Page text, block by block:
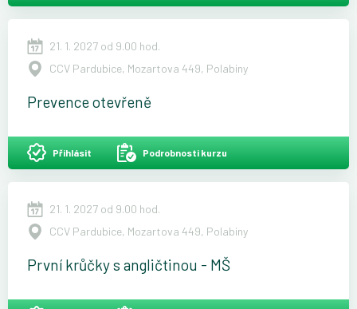
21. 1. 2027 od 9.00 hod.
CCV Pardubice, Mozartova 449, Polabiny
Prevence otevřeně
Přihlásit Podrobnosti kurzu
21. 1. 2027 od 9.00 hod.
CCV Pardubice, Mozartova 449, Polabiny
První krůčky s angličtinou - MŠ